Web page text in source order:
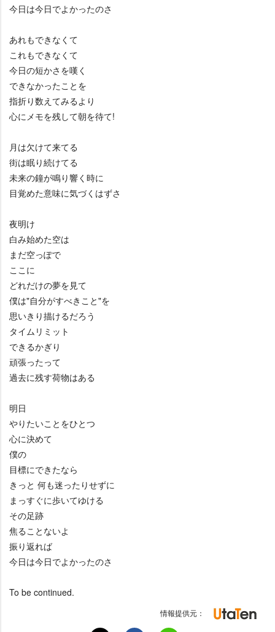
今日は今日でよかったのさ
あれもできなくて
これもできなくて
今日の短かさを嘆く
できなかったことを
指折り数えてみるより
心にメモを残して朝を待て!
月は欠けて来てる
街は眠り続けてる
未来の鐘が鳴り響く時に
目覚めた意味に気づくはずさ
夜明け
白み始めた空は
まだ空っぽで
ここに
どれだけの夢を見て
僕は"自分がすべきこと"を
思いきり描けるだろう
タイムリミット
できるかぎり
頑張ったって
過去に残す荷物はある
明日
りたいことをひとつ
心に決めて
僕の
目標にできたなら
きっと 何も迷ったりせずに
まっすぐに歩いてゆける
その足跡
焦ることないよ
振り返れば
今日は今日でよかったのさ
To be continued.
情報提供元：